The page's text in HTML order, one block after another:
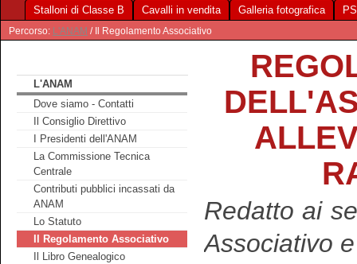
Stalloni di Classe B
Cavalli in vendita Galleria fotografica
Percorso: L'ANAM / Il Regolamento Associativo
L'ANAM
Dove siamo - Contatti
Il Consiglio Direttivo
I Presidenti dell'ANAM
La Commissione Tecnica
Centrale
Contributi pubblici incassati da
ANAM
Lo Statuto
Il Regolamento Associativo
Il Libro Genealogico
Redatto ai
Associativo